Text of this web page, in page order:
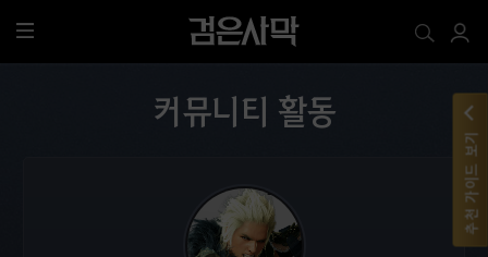
전
체
커뮤니티 활동
추천 가이드 보기